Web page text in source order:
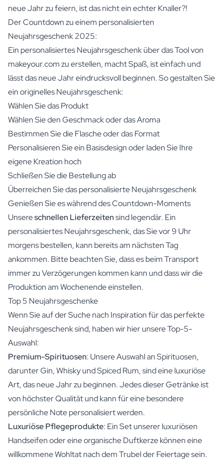
neue Jahr zu feiern, ist das nicht ein echter Knaller?!
Der Countdown zu einem personalisierten
Neujahrsgeschenk 2025:
Ein personalisiertes Neujahrsgeschenk über das Tool von
makeyour.com zu erstellen, macht Spaß, ist einfach und
lässt das neue Jahr eindrucksvoll beginnen. So gestalten Sie
ein originelles Neujahrsgeschenk:
Wählen Sie das Produkt
Wählen Sie den Geschmack oder das Aroma
Bestimmen Sie die Flasche oder das Format
Personalisieren Sie ein Basisdesign oder laden Sie Ihre
eigene Kreation hoch
Schließen Sie die Bestellung ab
Überreichen Sie das personalisierte Neujahrsgeschenk
Genießen Sie es während des Countdown-Moments
Unsereschnellen Lieferzeitensind legendär. Ein
personalisiertes Neujahrsgeschenk, das Sie vor 9 Uhr
morgens bestellen, kann bereits am nächsten Tag
ankommen. Bitte beachten Sie, dass es beim Transport
immer zu Verzögerungen kommen kann und dass wir die
Produktion am Wochenende einstellen.
Top 5 Neujahrsgeschenke
Wenn Sie auf der Suche nach Inspiration für das perfekte
Neujahrsgeschenk sind, haben wir hier unsere Top-5-
Auswahl:
Premium-Spirituosen: Unsere Auswahl anSpirituosen,
darunter Gin, Whisky und Spiced Rum, sind eine luxuriöse
Art, das neue Jahr zu beginnen. Jedes dieser Getränke ist
von höchster Qualität und kann für eine besondere
persönliche Note personalisiert werden.
Luxuriöse Pflegeprodukte: Ein Set unsererluxuriösen
Handseifenoder eineorganische Duftkerzekönnen eine
willkommene Wohltat nach dem Trubel der Feiertage sein.